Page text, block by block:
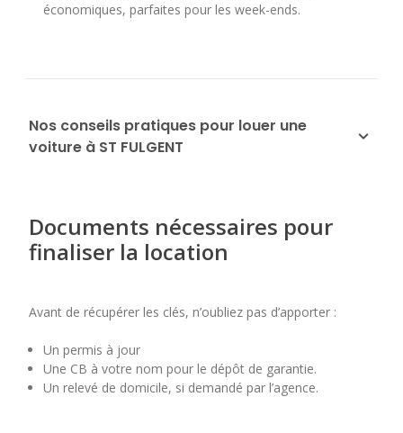
économiques, parfaites pour les week-ends.
Nos conseils pratiques pour louer une
voiture à ST FULGENT
Documents nécessaires pour
finaliser la location
Avant de récupérer les clés, n’oubliez pas d’apporter :
Un permis à jour
Une CB à votre nom pour le dépôt de garantie.
Un relevé de domicile, si demandé par l’agence.